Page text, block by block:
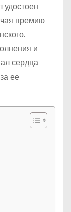
премию
и
сердца
ее